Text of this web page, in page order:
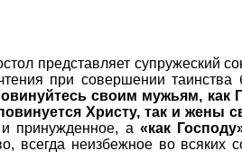
представляет супружеский
при совершении
своим мужьям, как
Христу, так и жены
принужденное, а «как
всегда неизбежное во всяких